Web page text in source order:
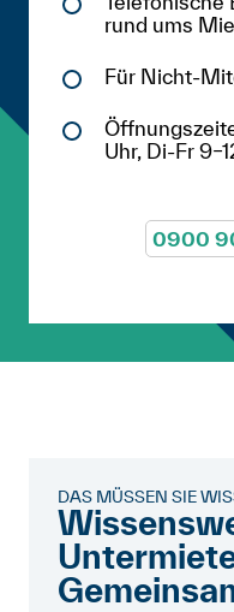
rund ums
Für Nicht-
Uhr, Di-Fr
0900
DAS MÜSSEN SIE